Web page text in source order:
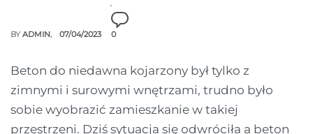
BYADMIN 07/04/2023 0
Beton do niedawna kojarzony był tylko z
zimnymi i surowymi wnętrzami, trudno było
sobie wyobrazić zamieszkanie w takiej
przestrzeni. Dziś sytuacja się odwróciła a beton